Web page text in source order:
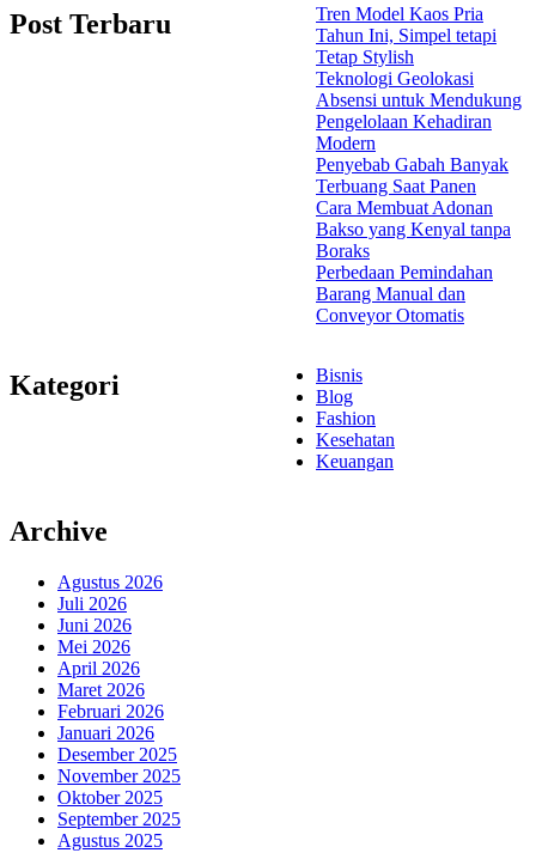
Post Terbaru
Tren Model Kaos Pria
Tahun Ini, Simpel tetapi
Tetap Stylish
Teknologi Geolokasi
Absensi untuk Mendukung
Pengelolaan Kehadiran
Modern
Penyebab Gabah Banyak
Terbuang Saat Panen
Cara Membuat Adonan
Bakso yang Kenyal tanpa
Boraks
Perbedaan Pemindahan
Barang Manual dan
Conveyor Otomatis
Kategori
Bisnis
Blog
Fashion
Kesehatan
Keuangan
Archive
Agustus 2026
Juli 2026
Juni 2026
Mei 2026
April 2026
Maret 2026
Februari 2026
Januari 2026
Desember 2025
November 2025
Oktober 2025
September 2025
Agustus 2025